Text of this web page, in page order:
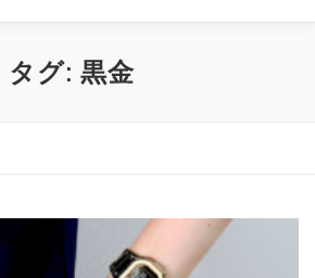
事業紹介 ワクワク企画
タグ: 黒金